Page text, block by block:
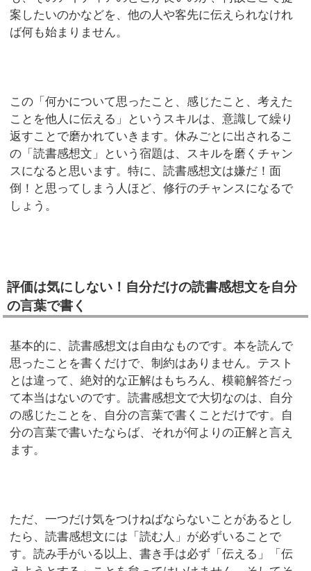
案したいのかなどを、他の人や客先に伝えられなけれ
ば何も始まりません。
この「何かについて思ったこと、感じたこと、考えた
ことを他人に伝える」というスキルは、意識して繰り
返すことで磨かれていきます。休みごとに出されるこ
の「読書感想文」という宿題は、スキルを磨くチャン
スになると思います。特に、読書感想文は嫌だ！面
倒！と思ってしまう人ほど、修行のチャンスになるで
しょう。
評価は気にしない！自分だけの読書感想文を自分
の言葉で書く
基本的に、読書感想文は自由なものです。本を読んで
思ったことを書くだけで、制約はありません。テスト
とは違って、絶対的な正解はもちろん、模範解答だっ
て本当はないのです。読書感想文で大切なのは、自分
の感じたことを、自分の言葉で書くことだけです。自
分の言葉で書いたならば、それが何よりの正解と言え
ます。
ただ、一つだけ気をつけねばならないことがあるとし
たら、読書感想文には「読む人」が必ずいることで
す。読み手がいる以上、書き手は必ず「伝える」「伝